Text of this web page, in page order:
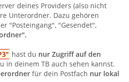
deines Providers (also nicht
Unterordner. Dazu gehören
"Posteingang", "Gesendet",
hast du nur Zugriff auf den
in deinem TB auch sehen kannst.
für dein Postfach nur lokal